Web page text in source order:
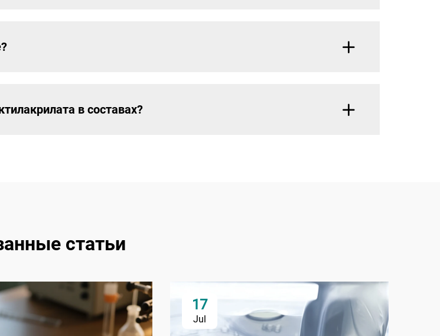
в составах?
статьи
17
Jul